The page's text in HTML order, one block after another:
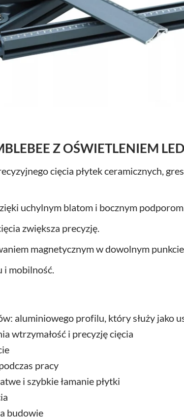
Z OŚWIETLENIEM
cięcia płytek ceramicznych,
uchylnym blatom i bocznym
zwiększa precyzję.
magnetycznym w dowolnym punkcie
i mobilność.
aluminiowego profilu, który służy
wtrzymałość i precyzję cięcia
pracy
i szybkie łamanie płytki
budowie